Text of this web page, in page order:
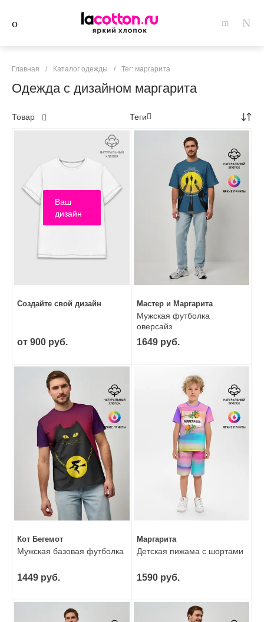
Главная / Каталог одежды / Тег: маргарита
Одежда с дизайном маргарита
Товар Теги
Ваш
дизайн
Создайте свой дизайн
от 900 руб.
Мастер и Маргарита
Мужская футболка
оверсайз
1649 руб.
Кот Бегемот
Мужская базовая футболка
1449 руб.
Маргарита
Детская пижама с шортами
1590 руб.